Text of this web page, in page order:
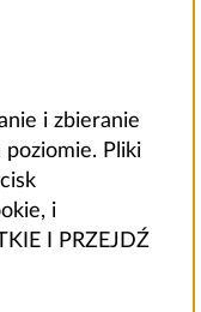
i zbieranie
poziomie. Pliki
i
I PRZEJDŹ